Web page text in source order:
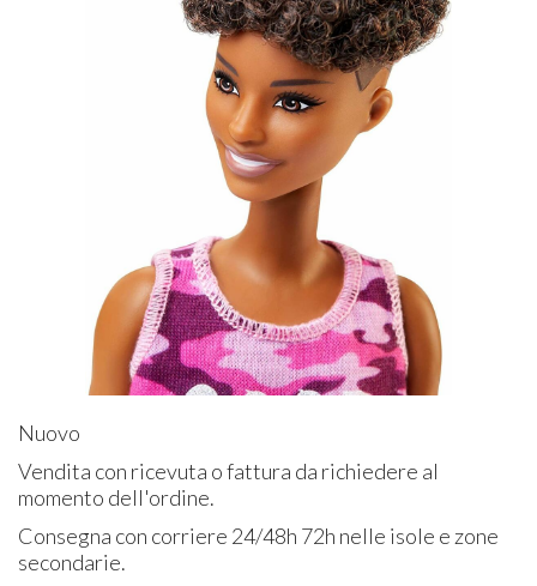
Nuovo
Vendita con ricevuta o fattura da richiedere al
momento dell'ordine.
Consegna con corriere 24/48h 72h nelle isole e zone
secondarie.